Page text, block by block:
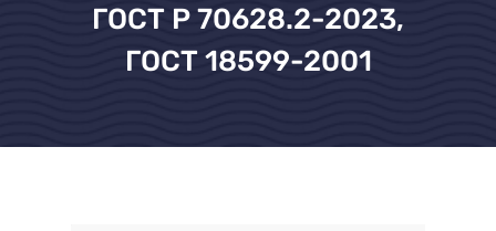
ГОСТ Р 70628.2-2023,
ГОСТ 18599-2001